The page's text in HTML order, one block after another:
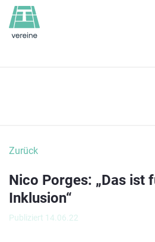
Zurück
Nico Porges: „Das ist
Inklusion“
Publiziert 14.06.22